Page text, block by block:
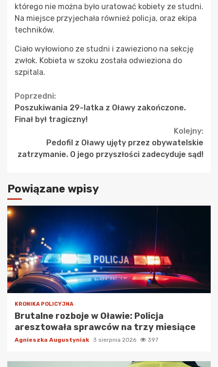
którego nie można było uratować kobiety ze studni.
Na miejsce przyjechała również policja, oraz ekipa
techników.
Ciało wyłowiono ze studni i zawieziono na sekcję
zwłok. Kobieta w szoku została odwieziona do
szpitala.
Continue
Reading
Poprzedni:
Poszukiwania 29-latka z Oławy zakończone.
Finał był tragiczny!
Kolejny:
Pedofil z Oławy ujęty przez obywatelskie
zatrzymanie. O jego przyszłości zadecyduje sąd!
Powiązane wpisy
KRONIKA POLICYJNA
Brutalne rozboje w Oławie: Policja
aresztowała sprawców na trzy miesiące
Agnieszka Augustyniak 3 sierpnia 2026 397